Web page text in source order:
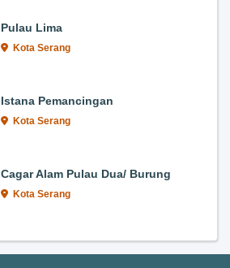
Pulau Lima
Kota Serang
Istana Pemancingan
Kota Serang
Cagar Alam Pulau Dua/ Burung
Kota Serang